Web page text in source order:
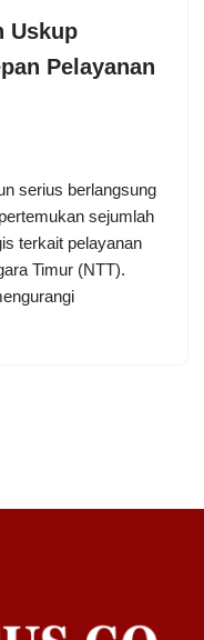
Uskup
Pelayanan
serius berlangsung
sejumlah
terkait pelayanan
Timur (NTT).